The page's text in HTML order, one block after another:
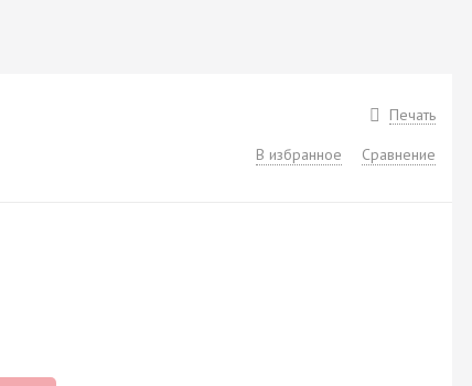
Печать
В избранное Сравнение